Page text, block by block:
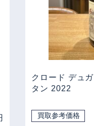
クロード デュガ ジュヴレ シャンベル
タン 2022
買取参考価格